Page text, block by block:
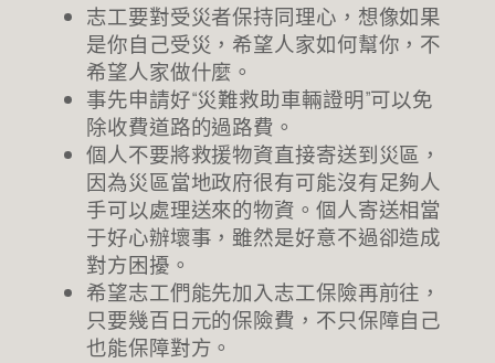
志工要對受災者保持同理心，想像如果
是你自己受災，希望人家如何幫你，不
希望人家做什麼。
事先申請好“災難救助車輛證明”可以免
除收費道路的過路費。
個人不要將救援物資直接寄送到災區，
因為災區當地政府很有可能沒有足夠人
手可以處理送來的物資。個人寄送相當
于好心辦壞事，雖然是好意不過卻造成
對方困擾。
希望志工們能先加入志工保險再前往，
只要幾百日元的保險費，不只保障自己
也能保障對方。